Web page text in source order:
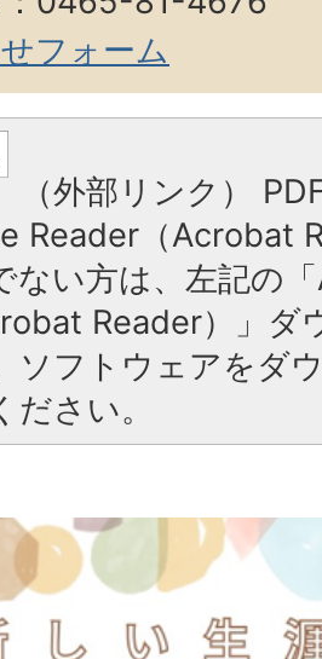
フォーム
（外部リンク）
Reader（Acrobat
ない方は、左記の
Reader）」ダ
ソフトウェアをダ
ださい。
2
枚
目